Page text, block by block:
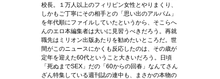
校長。１万人以上のフィリピン女性とやりまくり、
しかもご丁寧にその相手との「思い出のアルバム」
を年代順にファイルしていたというから、そこらへ
んのエロ本編集者は大いに見習うべきだろう。再就
職先はミリオン出版あたりを勧めたいところだ。世
間がこのニュースにかくも反応したのは、その歳が
定年を迎えた60代ということ大きいだろう。日頃
「死ぬまでSEX」だの「60からの回春」なんてさん
ざん特集している週刊誌の連中も、まさかの本物の